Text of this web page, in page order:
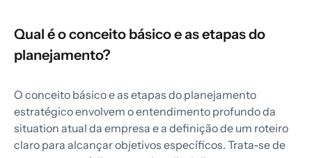
Qual é o conceito básico e as etapas do
planejamento?
O conceito básico e as etapas do planejamento
estratégico envolvem o entendimento profundo da
situation atual da empresa e a definição de um roteiro
claro para alcançar objetivos específicos. Trata-se de